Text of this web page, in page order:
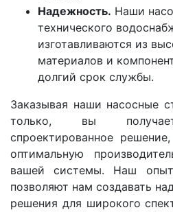
Надежность. Наши
технического
изготавливаются из
материалов и
долгий срок службы.
Заказывая наши насосные
только, вы
спроектированное
оптимальную
вашей системы. Наш
позволяют нам создавать
решения для широкого